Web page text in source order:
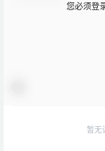
您必须登
暂无